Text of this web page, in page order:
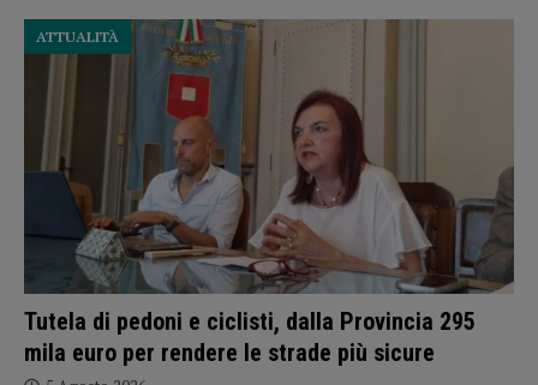
Tutela di pedoni e ciclisti, dalla Provincia 295
mila euro per rendere le strade più sicure
ATTUALITÀ